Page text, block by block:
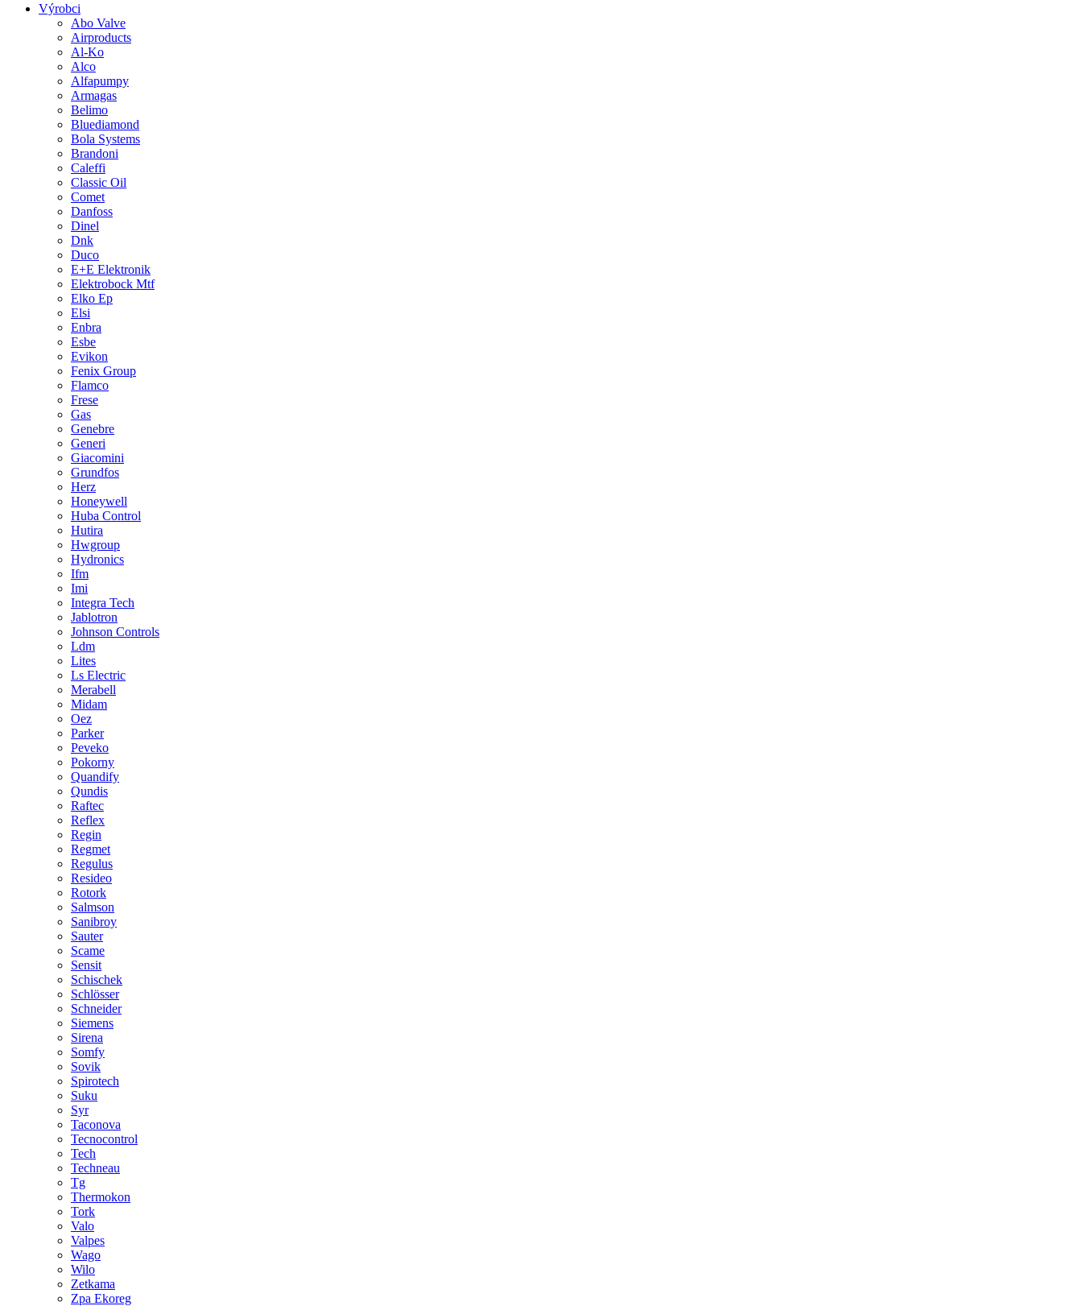
Výrobci
Abo Valve
Airproducts
Al-Ko
Alco
Alfapumpy
Armagas
Belimo
Bluediamond
Bola Systems
Brandoni
Caleffi
Classic Oil
Comet
Danfoss
Dinel
Dnk
Duco
E+E Elektronik
Elektrobock Mtf
Elko Ep
Elsi
Enbra
Esbe
Evikon
Fenix Group
Flamco
Frese
Gas
Genebre
Generi
Giacomini
Grundfos
Herz
Honeywell
Huba Control
Hutira
Hwgroup
Hydronics
Ifm
Imi
Integra Tech
Jablotron
Johnson Controls
Ldm
Lites
Ls Electric
Merabell
Midam
Oez
Parker
Peveko
Pokorny
Quandify
Qundis
Raftec
Reflex
Regin
Regmet
Regulus
Resideo
Rotork
Salmson
Sanibroy
Sauter
Scame
Sensit
Schischek
Schlösser
Schneider
Siemens
Sirena
Somfy
Sovik
Spirotech
Suku
Syr
Taconova
Tecnocontrol
Tech
Techneau
Tg
Thermokon
Tork
Valo
Valpes
Wago
Wilo
Zetkama
Zpa Ekoreg